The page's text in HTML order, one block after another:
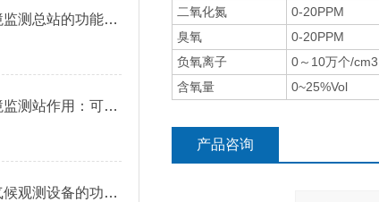
云境天合农业环境监测总站的功能：减少人力巡查成本，提高作物产量与品质
云境天合农业环境监测站作用：可指导农民合理施肥、灌溉，提高生产效率
云境天合农业小气候观测设备的功能：能全面监测农业环境，保障作物健康生长
二氧化氮
0-20PPM
臭氧
0-20PPM
负氧离子
0～10万个/cm3
含氧量
0~25%Vol
产品咨询